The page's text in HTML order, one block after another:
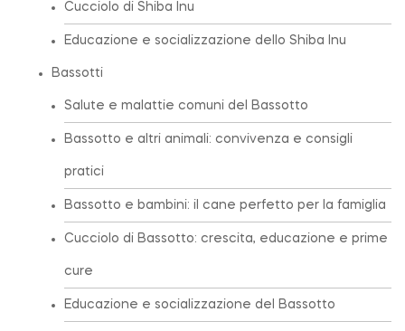
Cucciolo di Shiba Inu
Educazione e socializzazione dello Shiba Inu
Bassotti
Salute e malattie comuni del Bassotto
Bassotto e altri animali: convivenza e consigli
pratici
Bassotto e bambini: il cane perfetto per la famiglia
Cucciolo di Bassotto: crescita, educazione e prime
cure
Educazione e socializzazione del Bassotto